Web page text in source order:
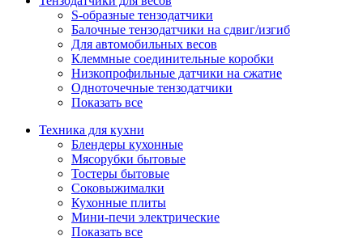
S-образные тензодатчики
Балочные тензодатчики на сдвиг/изгиб
Для автомобильных весов
Клеммные соединительные коробки
Низкопрофильные датчики на сжатие
Одноточечные тензодатчики
Показать все
Техника для кухни
Блендеры кухонные
Мясорубки бытовые
Тостеры бытовые
Соковыжималки
Кухонные плиты
Мини-печи электрические
Показать все